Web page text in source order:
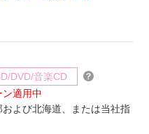
DVD/音楽CD
適用中
よび北海道、または当社指